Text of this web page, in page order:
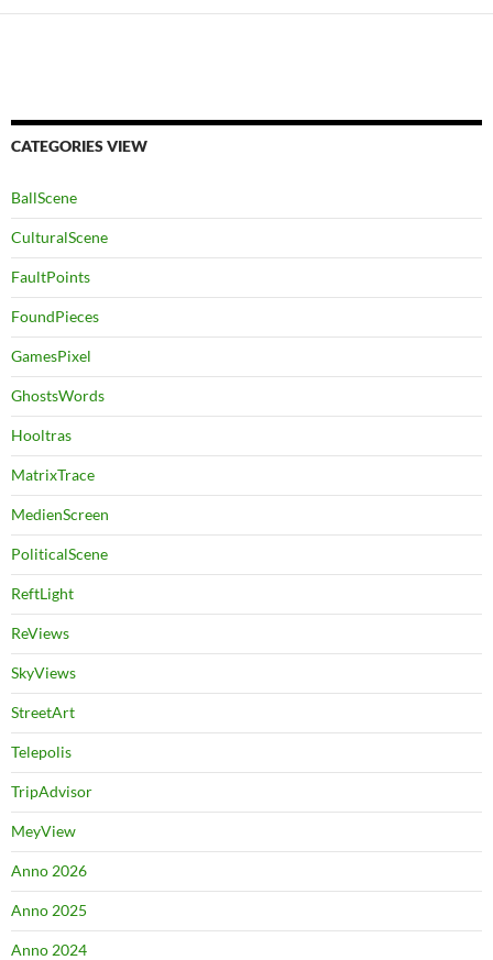
CATEGORIES VIEW
BallScene
CulturalScene
FaultPoints
FoundPieces
GamesPixel
GhostsWords
Hooltras
MatrixTrace
MedienScreen
PoliticalScene
ReftLight
ReViews
SkyViews
StreetArt
Telepolis
TripAdvisor
MeyView
Anno 2026
Anno 2025
Anno 2024